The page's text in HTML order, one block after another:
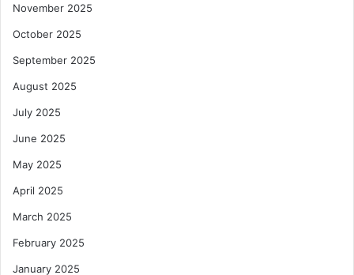
November 2025
October 2025
September 2025
August 2025
July 2025
June 2025
May 2025
April 2025
March 2025
February 2025
January 2025